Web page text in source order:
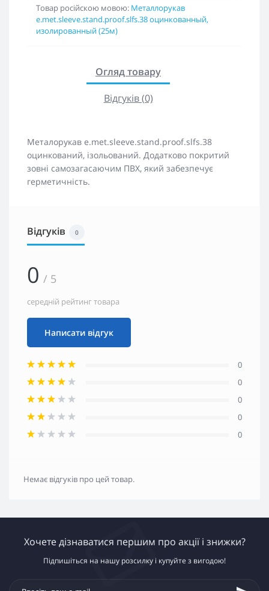
Товар російскою мовою: Металлорукав
e.met.sleeve.stand.proof.slfs.38 оцинкованный,
изолированный (25м)
Огляд товару
Відгуків (0)
Металорукав e.met.sleeve.stand.proof.slfs.38
оцинкований, ізольований. Додатково покритий
зовні самозагасаючим ПВХ, який забезпечує
герметичність.
Відгуків 0
0 / 5
середній рейтинг товара
Написати відгук
0
0
0
0
0
Немає відгуків про цей товар.
Хочете дізнаватися першим про акції і знижки?
Підпишіться на нашу розсилку і купуйте з вигодою!